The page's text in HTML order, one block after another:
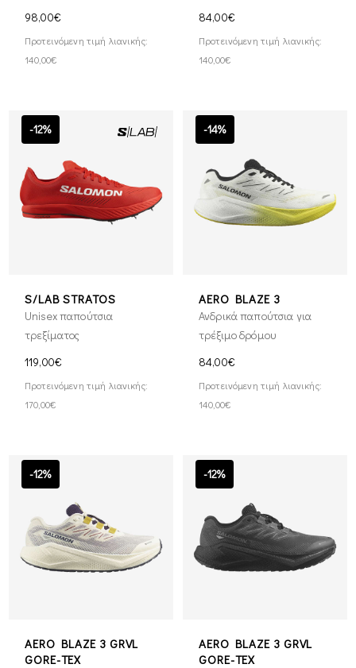
98,00€
Προτεινόμενη τιμή λιανικής:
140,00€
84,00€
Προτεινόμενη τιμή λιανικής:
140,00€
-12%
S/LAB STRATOS
Unisex παπούτσια
τρεξίματος
119,00€
Προτεινόμενη τιμή λιανικής:
170,00€
-14%
AERO BLAZE 3
Ανδρικά παπούτσια για
τρέξιμο δρόμου
84,00€
Προτεινόμενη τιμή λιανικής:
140,00€
-12%
AERO BLAZE 3 GRVL
GORE-TEX
-12%
AERO BLAZE 3 GRVL
GORE-TEX